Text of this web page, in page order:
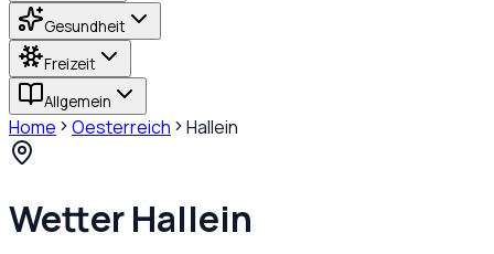
Gesundheit
Freizeit
Allgemein
Home Oesterreich Hallein
WetterHallein